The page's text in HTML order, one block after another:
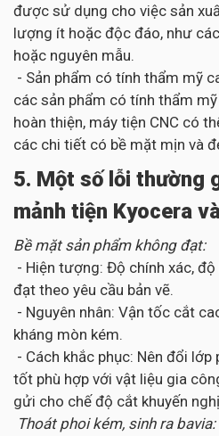
được sử dụng cho việc sản
lượng ít hoặc độc đáo, như
hoặc nguyên mẫu.
- Sản phẩm có tính thẩm mỹ
các sản phẩm có tính thẩm
hoàn thiện, máy tiện CNC có
các chi tiết có bề mặt mịn và
5. Một số lỗi thường
mảnh tiện Kyocera
Bề mặt sản phẩm không đạt:
- Hiện tượng: Độ chính xác,
đạt theo yêu cầu bản vẽ.
- Nguyên nhân: Vận tốc cắt
kháng mòn kém.
- Cách khắc phục: Nên đổi
tốt phù hợp với vật liệu gia
gửi cho chế độ cắt khuyến
Thoát phoi kém, sinh ra bavia: